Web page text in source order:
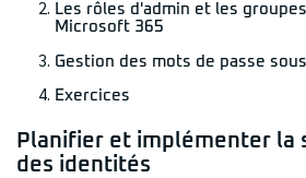
Les rôles d'admin et les
Microsoft 365
Gestion des mots de passe
Exercices
Planifier et implémenter la
des identités